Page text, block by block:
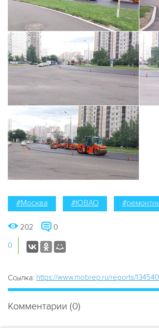
#Москва #ЮВАО
202 0
0
Ссылка: https://www.mobrep.ru/reports/134540
Комментарии (0)